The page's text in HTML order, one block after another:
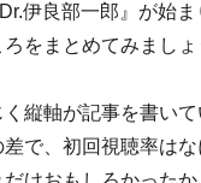
伊良部一郎』が始
をまとめてみましょ
縦軸が記事を書い
で、初回視聴率は